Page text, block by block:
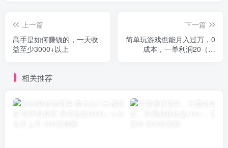
上一篇
高手是如何赚钱的，一天收
益至少3000+以上
下一篇
简单玩游戏也能月入过万，0
成本，一单利润20（附
相关推荐